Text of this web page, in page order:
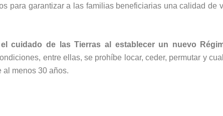
para garantizar a las familias beneficiarias una calidad de
cuidado de las Tierras al establecer un nuevo
entre ellas, se prohíbe locar, ceder, permutar y
menos 30 años.